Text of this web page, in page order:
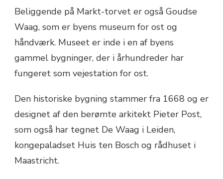
Beliggende på Markt-torvet er også Goudse
Waag, som er byens museum for ost og
håndværk. Museet er inde i en af byens
gammel bygninger, der i århundreder har
fungeret som vejestation for ost.
Den historiske bygning stammer fra 1668 og er
designet af den berømte arkitekt Pieter Post,
som også har tegnet De Waag i Leiden,
kongepaladset Huis ten Bosch og rådhuset i
Maastricht.